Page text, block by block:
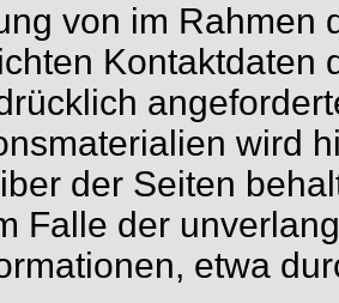
von im Rahmen
Kontaktdaten
wird
der Seiten
Falle der
etwa